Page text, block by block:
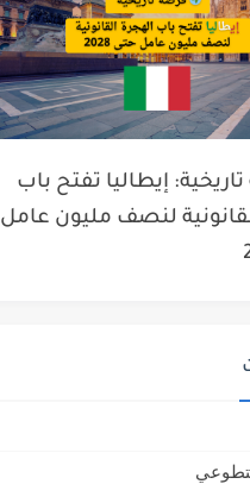
إيطاليا تفتح باب
لنصف مليون عامل